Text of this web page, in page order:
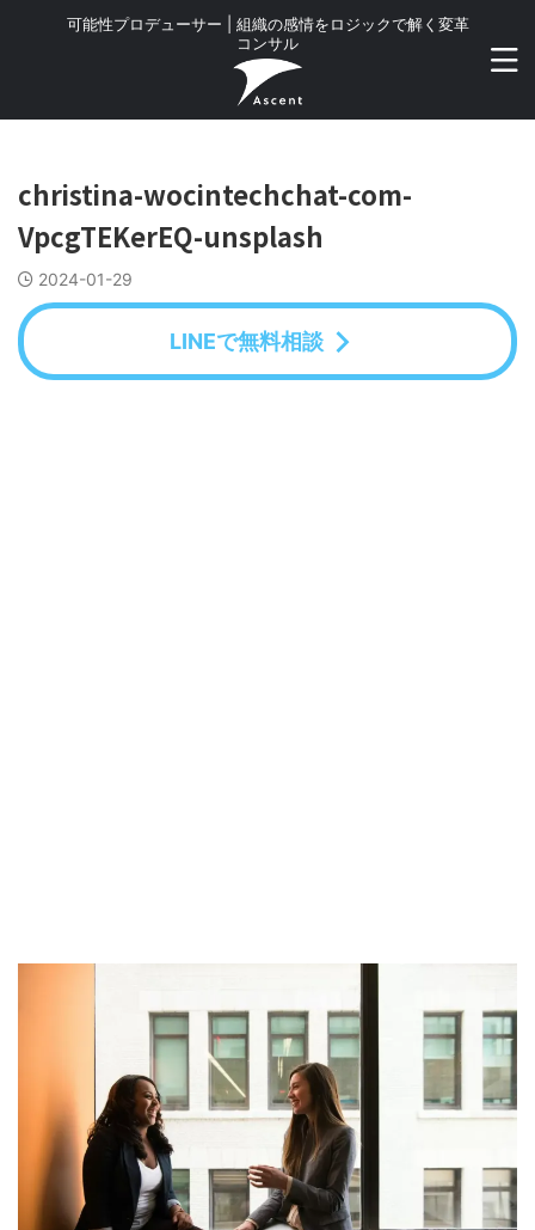
可能性プロデューサー | 組織の感情をロジックで解く変革
コンサル
christina-wocintechchat-com-
VpcgTEKerEQ-unsplash
2024-01-29
LINEで無料相談